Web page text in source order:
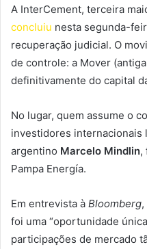
A InterCement, terceira
concluiu nesta segunda-
recuperação judicial. O
de controle: a Mover
definitivamente do capital
No lugar, quem assume o
investidores internacionais
argentino Marcelo Mindlin,
Pampa Energía.
Em entrevista à Bloomberg
foi uma “oportunidade
participações de mercado